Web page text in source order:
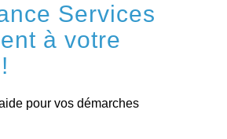
Services
à votre
pour vos démarches